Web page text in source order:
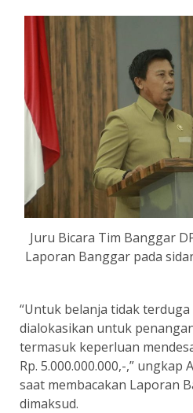
Juru Bicara Tim Banggar
Laporan Banggar pada
“Untuk belanja tidak
dialokasikan untuk
termasuk keperluan
Rp. 5.000.000.000,-,” ungkap
saat membacakan Laporan
dimaksud.